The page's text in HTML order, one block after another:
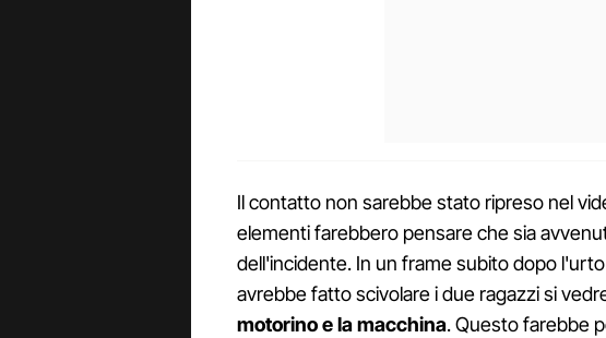
Il contatto non sarebbe stato ripreso nel
elementi farebbero pensare che sia
dell'incidente. In un frame subito dopo
avrebbe fatto scivolare i due ragazzi si
motorino e la macchina. Questo farebbe